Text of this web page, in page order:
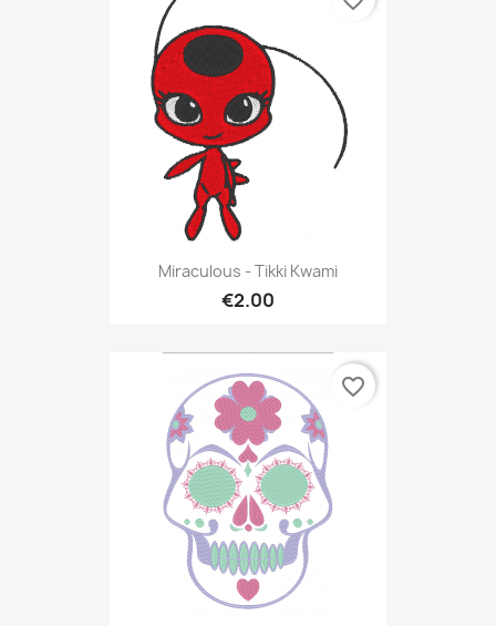
Miraculous - Tikki Kwami
€2.00
favorite_border